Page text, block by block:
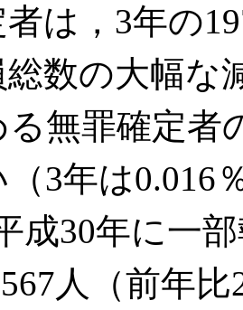
は，3年の
数の大幅な
無罪確定者
3年は0.016
成30年に一
人（前年